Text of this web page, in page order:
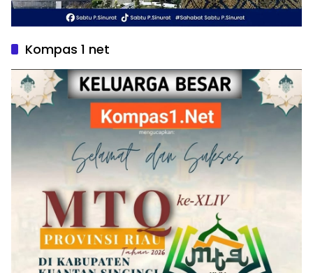
Kompas 1 net